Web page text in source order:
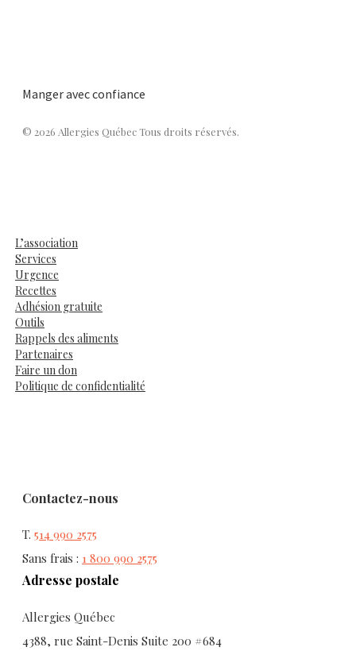
Manger avec confiance
© 2026 Allergies Québec Tous droits réservés.
L’association
Services
Urgence
Recettes
Adhésion gratuite
Outils
Rappels des aliments
Partenaires
Faire un don
Politique de confidentialité
Contactez-nous
T. 514 990 2575
Sans frais : 1 800 990 2575
Adresse postale
Allergies Québec
4388, rue Saint-Denis Suite 200 #684